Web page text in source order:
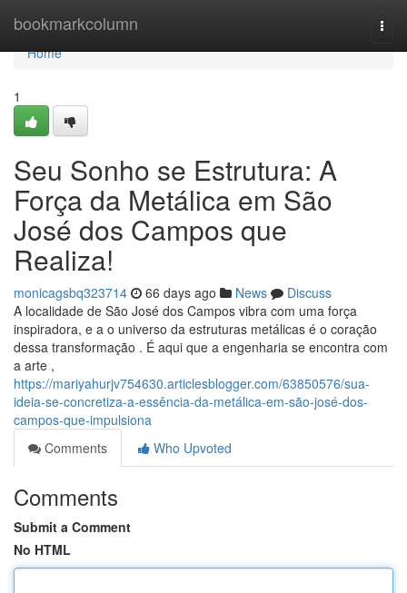
bookmarkcolumn
Home
Home
1
Seu Sonho se Estrutura: A
Força da Metálica em São
José dos Campos que
Realiza!
monicagsbq323714 66 days ago News
Discuss
A localidade de São José dos Campos vibra com uma força
inspiradora, e a o universo da estruturas metálicas é o coração
dessa transformação . É aqui que a engenharia se encontra com
a arte ,
https://mariyahurjv754630.articlesblogger.com/63850576/sua-
ideia-se-concretiza-a-essência-da-metálica-em-são-josé-dos-
campos-que-impulsiona
Comments
Who Upvoted
Comments
Submit a Comment
No HTML